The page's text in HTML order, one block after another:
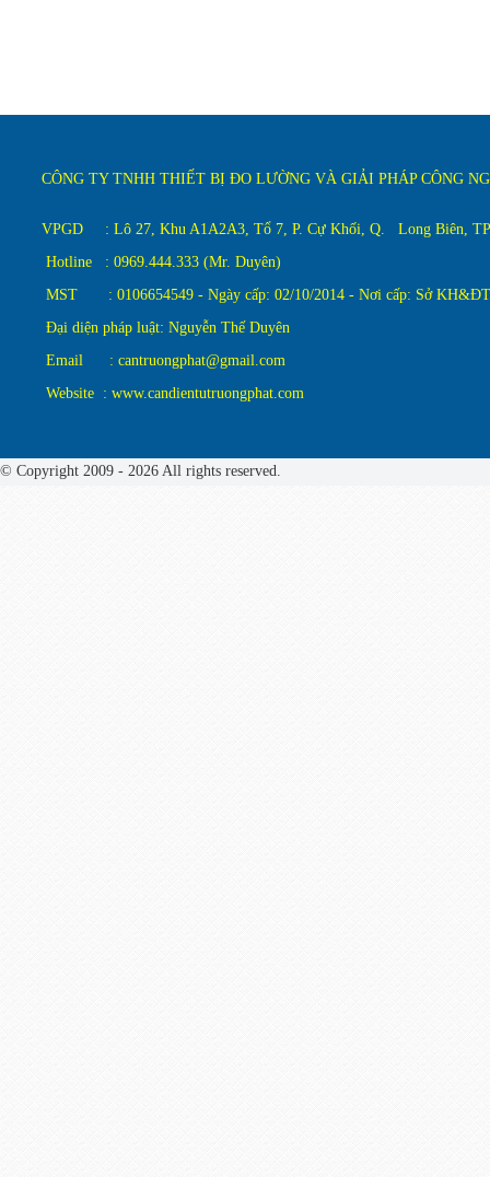
CÔNG TY TNHH THIẾT BỊ ĐO LƯỜNG VÀ GIẢI PHÁP CÔNG
VPGD : Lô 27, Khu A1A2A3, Tổ 7, P. Cự Khối, Q. Long Biên,
Hotline : 0969.444.333 (Mr. Duyên)
MST : 0106654549 - Ngày cấp: 02/10/2014 - Nơi cấp: Sở
Đại diện pháp luật: Nguyễn Thế Duyên
Email : cantruongphat@gmail.com
Website : www.candientutruongphat.com
© Copyright 2009 - 2026 All rights reserved.